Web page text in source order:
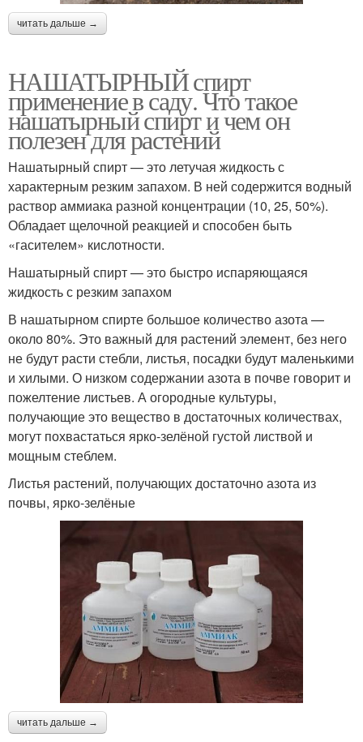
читать дальше →
НАШАТЫРНЫЙ спирт
применение в саду. Что такое
нашатырный спирт и чем он
полезен для растений
Нашатырный спирт — это летучая жидкость с
характерным резким запахом. В ней содержится водный
раствор аммиака разной концентрации (10, 25, 50%).
Обладает щелочной реакцией и способен быть
«гасителем» кислотности.
Нашатырный спирт — это быстро испаряющаяся
жидкость с резким запахом
В нашатырном спирте большое количество азота —
около 80%. Это важный для растений элемент, без него
не будут расти стебли, листья, посадки будут маленькими
и хилыми. О низком содержании азота в почве говорит и
пожелтение листьев. А огородные культуры,
получающие это вещество в достаточных количествах,
могут похвастаться ярко-зелёной густой листвой и
мощным стеблем.
Листья растений, получающих достаточно азота из
почвы, ярко-зелёные
читать дальше →